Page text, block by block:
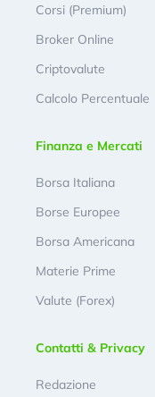
Corsi (Premium)
Broker Online
Criptovalute
Calcolo Percentuale
Finanza e Mercati
Borsa Italiana
Borse Europee
Borsa Americana
Materie Prime
Valute (Forex)
Contatti & Privacy
Redazione